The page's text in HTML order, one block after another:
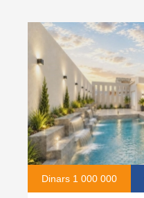
Dinars 1 000 000